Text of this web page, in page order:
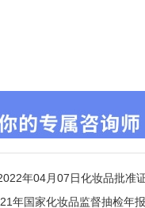
年04月07日化妆品批准
年国家化妆品监督抽检年报